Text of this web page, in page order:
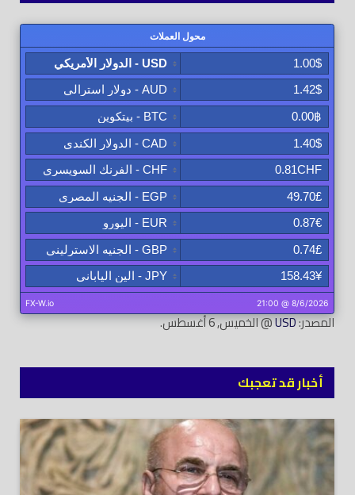
المصدر:USD@ الخميس, 6 أغسطس.
أخبار قد تعجبك